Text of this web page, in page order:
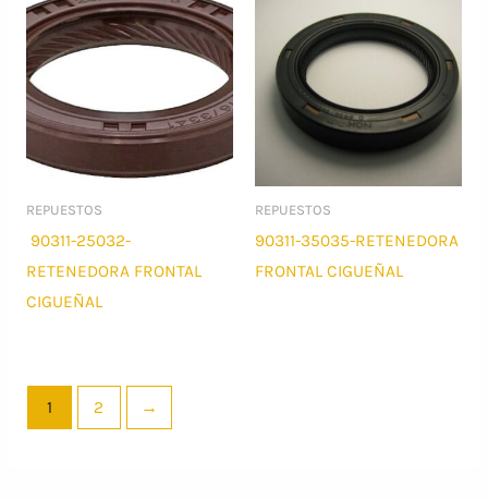
REPUESTOS
90311-25032-
RETENEDORA FRONTAL
CIGUEÑAL
REPUESTOS
90311-35035-RETENEDORA
FRONTAL CIGUEÑAL
1 2 →